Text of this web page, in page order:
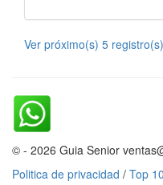
Ver próximo(s) 5
© - 2026 Guia Senior
Politica de privacidad / Top